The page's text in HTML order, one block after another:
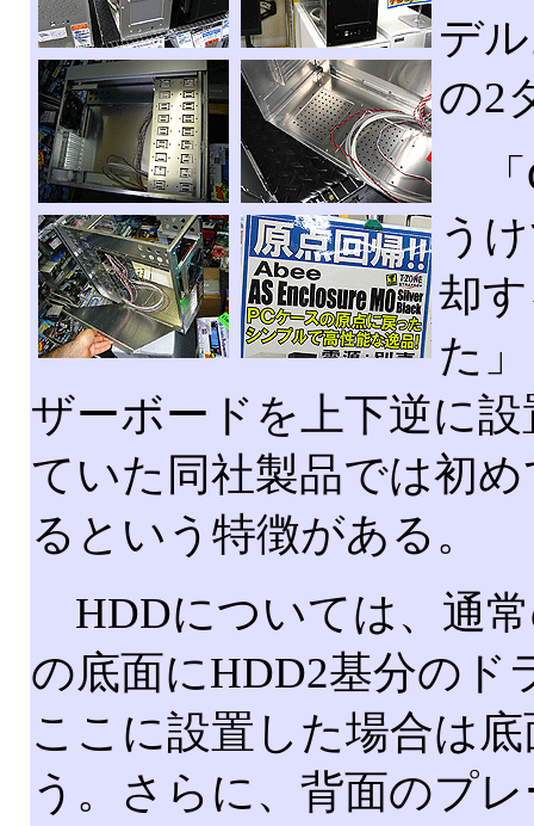
デ
の2
「
う
却
た
ザーボードを上下逆に
ていた同社製品では初
るという特徴がある。
HDDについては、通
の底面にHDD2基分のド
ここに設置した場合は
う。さらに、背面のプ